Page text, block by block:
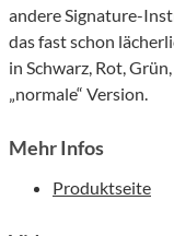
andere Signature-
das fast schon
in Schwarz, Rot,
„normale“ Version.
Mehr Infos
Produktseite